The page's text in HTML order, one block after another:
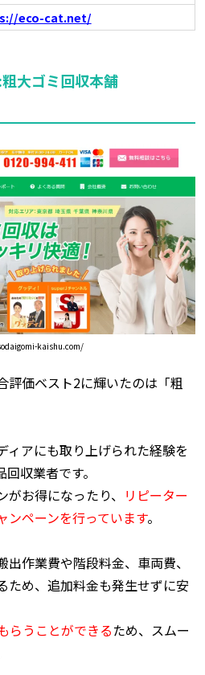
eco-cat.net/
大ゴミ回収本舗
kaishu.com/
評価ベスト2に輝いたのは「粗
ィアにも取り上げられた経験を
収業者です。
お得になったり、 リピーター
ンペーンを行っています。
作業費や階段料金、車両費、
ため、追加料金も発生せずに安
らうことができるため、スムー